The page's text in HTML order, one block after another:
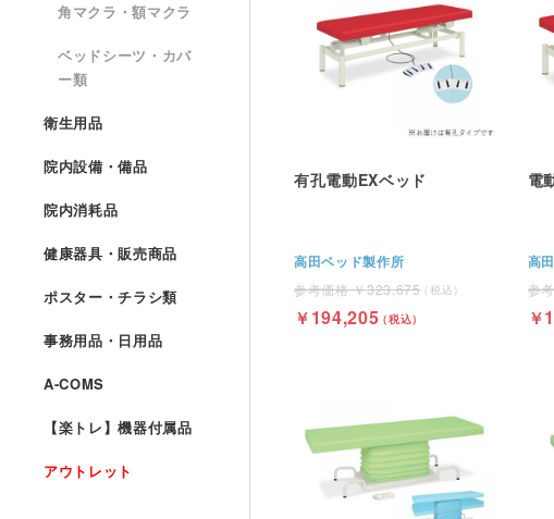
有孔電動EXベッド
高田ベッド製作所
323,675
194,205
電
高
角マクラ・額マクラ
ベッドシーツ・カバ
ー類
衛生用品
院内設備・備品
院内消耗品
健康器具・販売商品
ポスター・チラシ類
事務用品・日用品
A-COMS
【楽トレ】機器付属品
アウトレット